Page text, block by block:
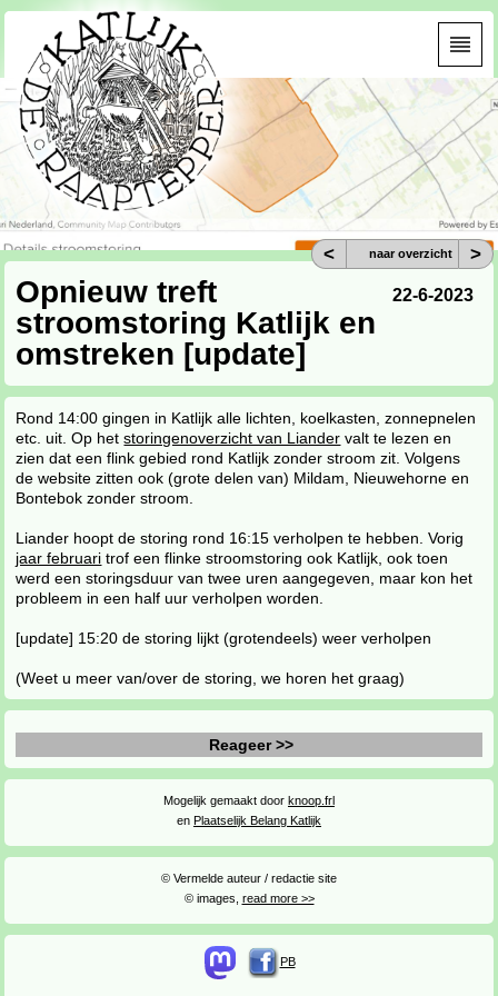
22-6-2023
Opnieuw treft
stroomstoring Katlijk en
omstreken [update]
Rond 14:00 gingen in Katlijk alle lichten, koelkasten, zonnepnelen
etc. uit. Op hetstoringenoverzicht van Liander valt te lezen en
zien dat een flink gebied rond Katlijk zonder stroom zit. Volgens
de website zitten ook (grote delen van) Mildam, Nieuwehorne en
Bontebok zonder stroom.
Liander hoopt de storing rond 16:15 verholpen te hebben. Vorig
jaar februari trof een flinke stroomstoring ook Katlijk, ook toen
werd een storingsduur van twee uren aangegeven, maar kon het
probleem in een half uur verholpen worden.
[update] 15:20 de storing lijkt (grotendeels) weer verholpen
(Weet u meer van/over de storing, we horen het graag)
< naar overzicht >
Reageer >>
Mogelijk gemaakt door knoop.frl
en Plaatselijk Belang Katlijk
© Vermelde auteur / redactie site
© images, read more >>
PB